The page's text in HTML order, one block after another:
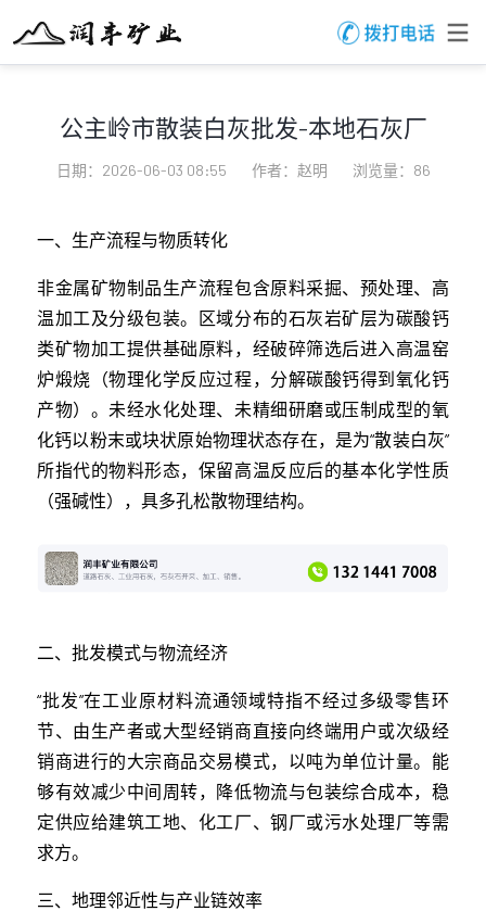
公主岭市散装白灰批发-本地石灰厂
日期：2026-06-03 08:55 作者：赵明 浏览量：86
一、生产流程与物质转化
非金属矿物制品生产流程包含原料采掘、预处理、高
温加工及分级包装。区域分布的石灰岩矿层为碳酸钙
类矿物加工提供基础原料，经破碎筛选后进入高温窑
炉煅烧（物理化学反应过程，分解碳酸钙得到氧化钙
产物）。未经水化处理、未精细研磨或压制成型的氧
化钙以粉末或块状原始物理状态存在，是为“散装白灰”
所指代的物料形态，保留高温反应后的基本化学性质
（强碱性），具多孔松散物理结构。
二、批发模式与物流经济
“批发”在工业原材料流通领域特指不经过多级零售环
节、由生产者或大型经销商直接向终端用户或次级经
销商进行的大宗商品交易模式，以吨为单位计量。能
够有效减少中间周转，降低物流与包装综合成本，稳
定供应给建筑工地、化工厂、钢厂或污水处理厂等需
求方。
三、地理邻近性与产业链效率